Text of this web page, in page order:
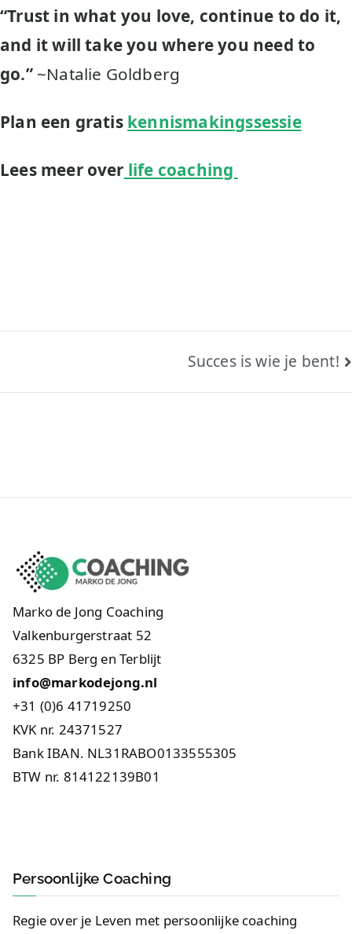
“Trust in what you love, continue to do it,
and it will take you where you need to
go.”~Natalie Goldberg
Plan een gratis kennismakingssessie
Lees meer over life coaching
navigatie
Succes is wie je bent!
Marko de Jong Coaching
Valkenburgerstraat 52
6325 BP Berg en Terblijt
info@markodejong.nl
+31 (0)6 41719250
KVK nr. 24371527
Bank IBAN. NL31RABO0133555305
BTW nr. 814122139B01
Persoonlijke Coaching
Regie over je Leven met persoonlijke coaching